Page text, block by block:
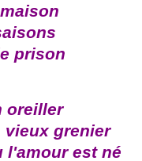
prison
oreiller
grenier
l'amour est né